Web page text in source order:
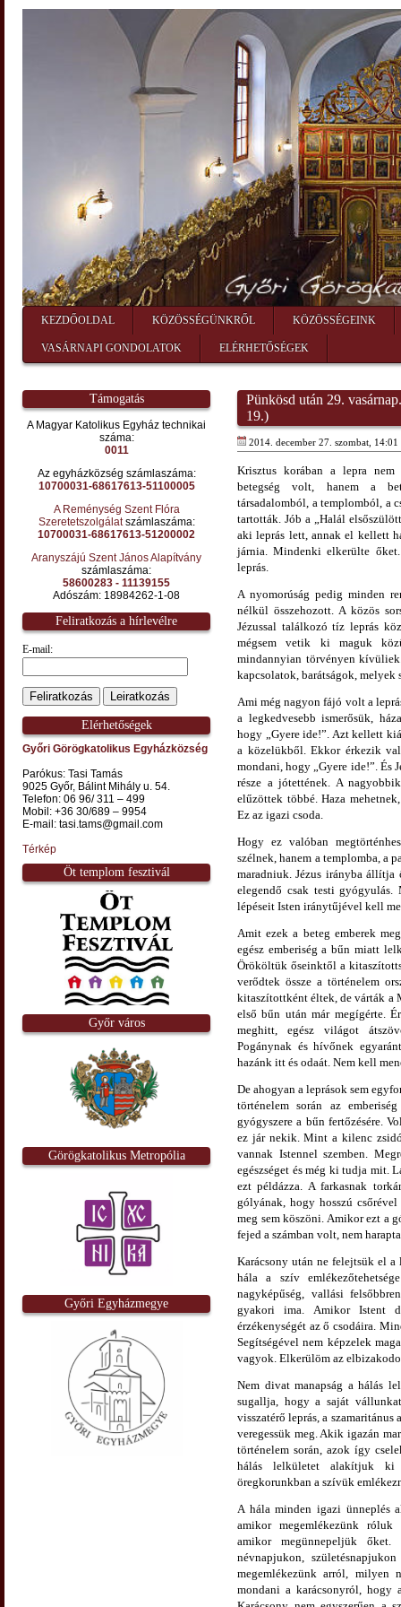
KEZDŐOLDAL KÖZÖSSÉGÜNKRŐL KÖZÖSSÉGEINK
VASÁRNAPI GONDOLATOK ELÉRHETŐSÉGEK
Támogatás
A Magyar Katolikus Egyház technikai
száma:
0011
Az egyházközség számlaszáma:
10700031-68617613-51100005
A Reménység Szent Flóra
Szeretetszolgálatszámlaszáma:
10700031-68617613-51200002
Aranyszájú Szent János Alapítvány
számlaszáma:
58600283 - 11139155
Adószám: 18984262-1-08
Feliratkozás a hírlevélre
E-mail:
Elérhetőségek
Győri Görögkatolikus Egyházközség
Parókus: Tasi Tamás
9025 Győr, Bálint Mihály u. 54.
Telefon: 06 96/ 311 – 499
Mobil: +36 30/689 – 9954
E-mail: tasi.tams@gmail.com
Térkép
Öt templom fesztivál
Győr város
Görögkatolikus Metropólia
Győri Egyházmegye
Pünkösd után 29.
19.)
2014. december 27. szombat,
Krisztus korában a lepra nem
betegség volt, hanem a
társadalomból, a templomból, a
tartották. Jób a „Halál
aki leprás lett, annak el kellett
járnia. Mindenki elkerülte
leprás.
A nyomorúság pedig minden
nélkül összehozott. A közös
Jézussal találkozó tíz leprás
mégsem vetik ki maguk
mindannyian törvényen
kapcsolatok, barátságok, melyek
Ami még nagyon fájó volt a
a legkedvesebb ismerősük,
hogy „Gyere ide!”. Azt kellett
a közelükből. Ekkor érkezik
mondani, hogy „Gyere ide!”. És
része a jótettének. A
elűzöttek többé. Haza
Ez az igazi csoda.
Hogy ez valóban
szélnek, hanem a templomba, a
maradniuk. Jézus irányba állítja
elegendő csak testi
lépéseit Isten iránytűjével kell
Amit ezek a beteg emberek
egész emberiség a bűn miatt
Örököltük őseinktől a
verődtek össze a történelem
kitaszítottként éltek, de várták a
első bűn után már megígérte.
meghitt, egész világot
Pogánynak és hívőnek
hazánk itt és odaát. Nem kell
De ahogyan a leprások sem
történelem során az
gyógyszere a bűn fertőzésére.
ez jár nekik. Mint a kilenc
vannak Istennel szemben.
egészséget és még ki tudja mit.
ezt példázza. A farkasnak
gólyának, hogy hosszú
meg sem köszöni. Amikor ezt a
fejed a számban volt, nem
Karácsony után ne felejtsük el a
hála a szív
nagyképűség, vallási
gyakori ima. Amikor Istent
érzékenységét az ő csodáira.
Segítségével nem képzelek
vagyok. Elkerülöm az
Nem divat manapság a hálás
sugallja, hogy a saját
visszatérő leprás, a
veregessük meg. Akik igazán
történelem során, azok így
hálás lelkületet alakítjuk ki
öregkorunkban a szívük
A hála minden igazi ünneplés
amikor megemlékezünk róluk
amikor megünnepeljük őket.
névnapjukon,
megemlékezünk arról,
mondani a karácsonyról, hogy